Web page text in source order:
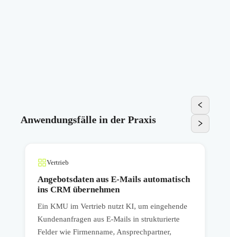
Anwendungsfälle in der Praxis
Vertrieb
Angebotsdaten aus E-Mails automatisch
ins CRM übernehmen
Ein KMU im Vertrieb nutzt KI, um eingehende
Kundenanfragen aus E-Mails in strukturierte
Felder wie Firmenname, Ansprechpartner,